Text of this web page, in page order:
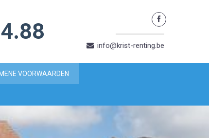
info@krist-renting.be
VOORWAARDEN